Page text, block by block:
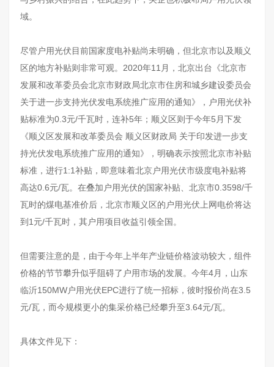
域。
尽管户用光伏目前国家度电补贴尚未明确，但北京市以及顺义
区的地方补贴则非常可观。2020年11月，北京出台《北京市
发展和改革委员会北京市财政局北京市住房和城乡建设委员会
关于进一步支持光伏发电系统推广应用的通知》，户用光伏补
贴标准为0.3元/千瓦时，连补5年；顺义区则于今年5月下发
《顺义区发展和改革委员会 顺义区财政局 关于印发进一步支
持光伏发电系统推广应用的通知》，明确表示按照北京市补贴
标准，进行1:1补贴，即意味着北京户用光伏市级度电补贴将
高达0.6元/瓦。在叠加户用光伏的国家补贴、北京市0.3598/千
瓦时的煤电基准价后，北京市顺义区的户用光伏上网电价将达
到1元/千瓦时，其户用项目收益引领全国。
但需要注意的是，由于今年上半年产业链价格波动较大，组件
价格的节节攀升似乎阻碍了户用市场的发展。今年4月，山东
临沂150MW户用光伏EPC进行了统一招标，彼时报价尚在3.5
元/瓦，而今规模更小的集采价格已经攀升至3.64元/瓦。
具体文件见下：